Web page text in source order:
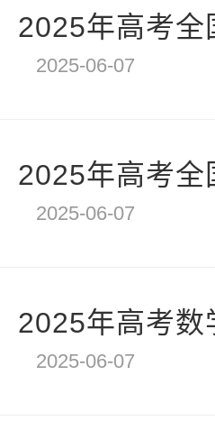
2025年高考全
2025-06-07
2025年高考全
2025-06-07
2025年高考数
2025-06-07